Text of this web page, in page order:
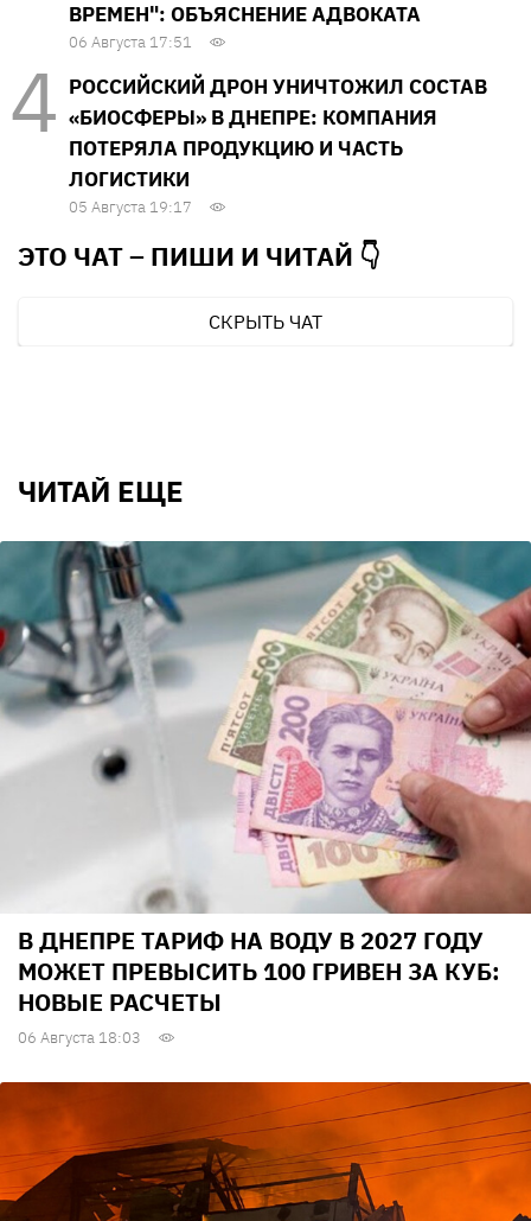
ВРЕМЕН": ОБЪЯСНЕНИЕ АДВОКАТА
06 Августа 17:51
РОССИЙСКИЙ ДРОН УНИЧТОЖИЛ СОСТАВ
«БИОСФЕРЫ» В ДНЕПРЕ: КОМПАНИЯ
ПОТЕРЯЛА ПРОДУКЦИЮ И ЧАСТЬ
ЛОГИСТИКИ
05 Августа 19:17
ЭТО ЧАТ – ПИШИ И ЧИТАЙ 👇
СКРЫТЬ ЧАТ
ЧИТАЙ ЕЩЕ
В ДНЕПРЕ ТАРИФ НА ВОДУ В 2027 ГОДУ
МОЖЕТ ПРЕВЫСИТЬ 100 ГРИВЕН ЗА КУБ:
НОВЫЕ РАСЧЕТЫ
06 Августа 18:03